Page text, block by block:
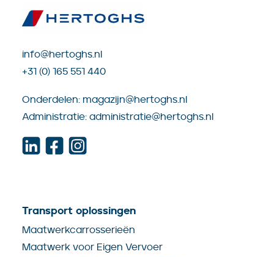
info@hertoghs.nl
+31 (0) 165 551 440
Onderdelen: magazijn@hertoghs.nl
Administratie: administratie@hertoghs.nl
Transport oplossingen
Maatwerkcarrosserieën
Maatwerk voor Eigen Vervoer